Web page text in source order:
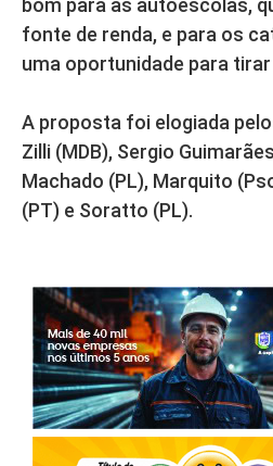
bom para as autoescolas,
fonte de renda, e para os
uma oportunidade para tirar
A proposta foi elogiada
Zilli (MDB), Sergio
Machado (PL), Marquito
(PT) e Soratto (PL).